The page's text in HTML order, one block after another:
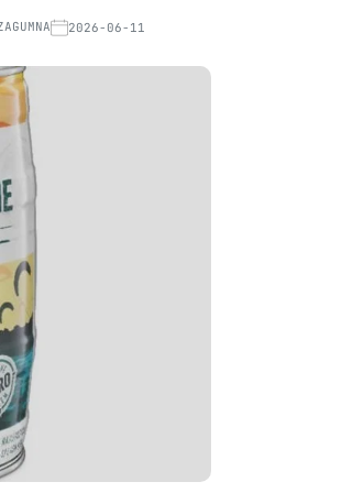
2026-06-11